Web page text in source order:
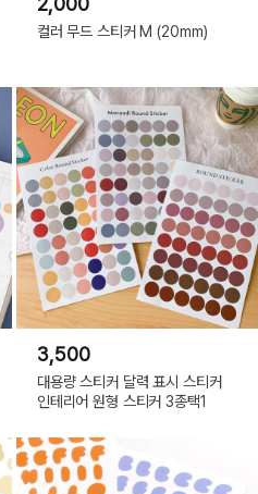
컬러 무드 스티커 M (20mm)
3,500
대용량 스티커 달력 표시 스티커
인테리어 원형 스티커 3종택1